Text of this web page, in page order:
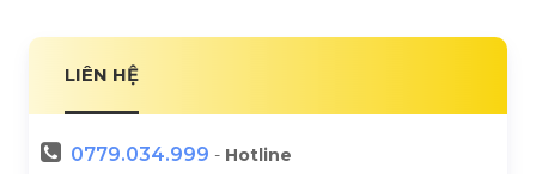
LIÊN HỆ
0779.034.999 - Hotline